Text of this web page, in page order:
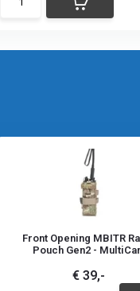
Front Opening MBITR
Pouch Gen2 -
€ 39,-